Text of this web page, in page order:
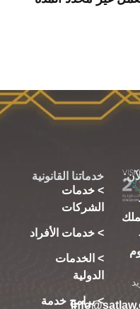
خدماتنا القانونية
> خدمات
الشركات
> خدمات الأفراد
> الخدمات
الدولية
> برامج خدمة